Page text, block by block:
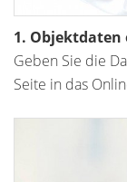
1. Objektdaten
Geben Sie die
Seite in das